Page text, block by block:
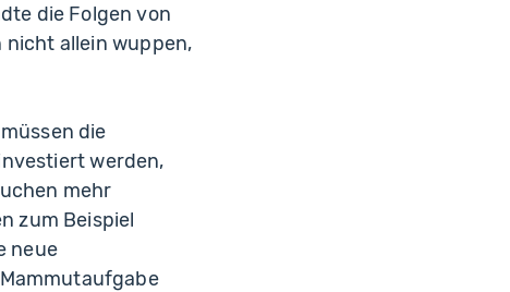
die Folgen von
nicht allein wuppen,
die
werden,
mehr
zum Beispiel
neue